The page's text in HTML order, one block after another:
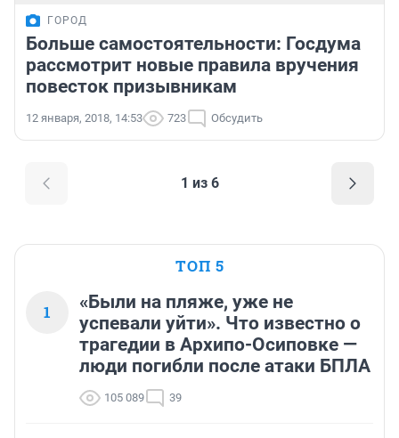
ГОРОД
Больше самостоятельности: Госдума
рассмотрит новые правила вручения
повесток призывникам
12 января, 2018, 14:53 723 Обсудить
1 из 6
ТОП 5
1
«Были на пляже, уже не
успевали уйти». Что известно о
трагедии в Архипо-Осиповке —
люди погибли после атаки БПЛА
105 089 39